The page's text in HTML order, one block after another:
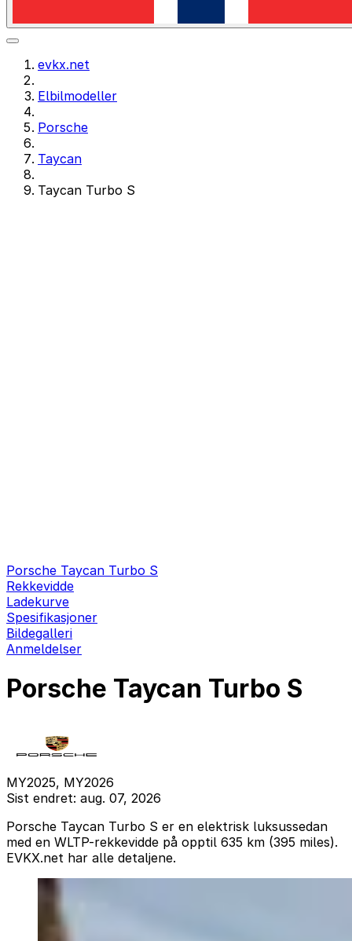
evkx.net
Elbilmodeller
Porsche
Taycan
Taycan Turbo S
Porsche Taycan Turbo S
Rekkevidde
Ladekurve
Spesifikasjoner
Bildegalleri
Anmeldelser
Porsche Taycan Turbo S
MY2025, MY2026
Sist endret: aug. 07, 2026
Porsche Taycan Turbo S er en elektrisk luksussedan
med en WLTP-rekkevidde på opptil 635 km (395 miles).
EVKX.net har alle detaljene.